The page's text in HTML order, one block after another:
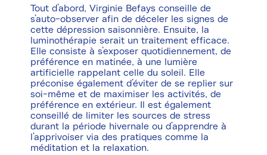
Tout d’abord, Virginie Befays conseille de
s’auto-observer afin de déceler les signes de
cette dépression saisonnière. Ensuite, la
luminothérapie serait un traitement efficace.
Elle consiste à s’exposer quotidiennement, de
préférence en matinée, à une lumière
artificielle rappelant celle du soleil. Elle
préconise également d’éviter de se replier sur
soi-même et de maximiser les activités, de
préférence en extérieur. Il est également
conseillé de limiter les sources de stress
durant la période hivernale ou d’apprendre à
l’apprivoiser via des pratiques comme la
méditation et la relaxation.